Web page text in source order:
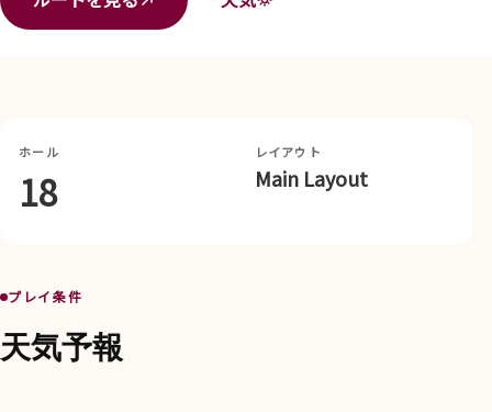
ホール
18
レイアウト
Main Layout
プレイ条件
天気予報